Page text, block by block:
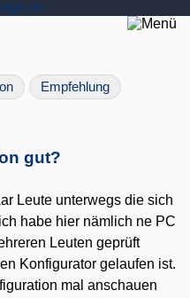
Empfehlung
gut?
Leute unterwegs die sich
habe hier nämlich ne PC
Leuten geprüft
Konfigurator gelaufen ist.
mal anschauen